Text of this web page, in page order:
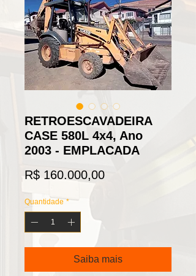
RETROESCAVADEIRA
CASE 580L 4x4, Ano
2003 - EMPLACADA
R$ 160.000,00Preço
Quantidade *
Saiba mais